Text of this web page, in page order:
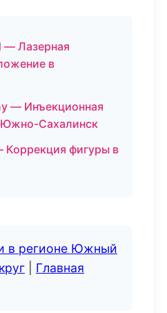
— Лазерная
в
— Инъекционная
Южно-Сахалинск
Коррекция фигуры в
в регионе Южный
Главная